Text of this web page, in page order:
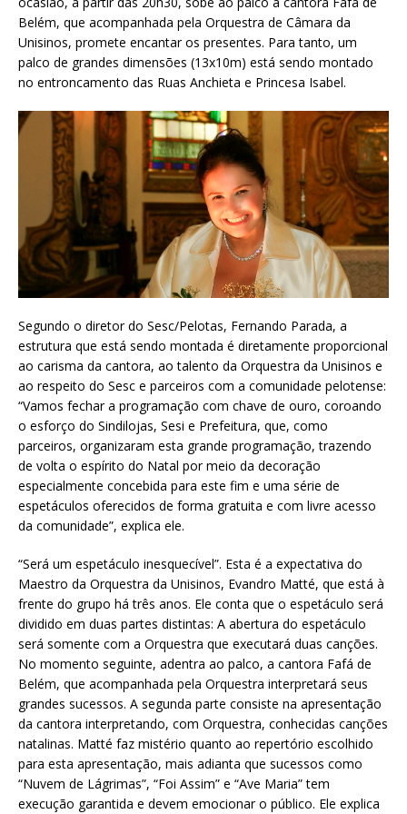
Belém, que acompanhada pela Orquestra de Câmara da
Unisinos, promete encantar os presentes. Para tanto, um
palco de grandes dimensões (13x10m) está sendo montado
no entroncamento das Ruas Anchieta e Princesa Isabel.
Segundo o diretor do Sesc/Pelotas, Fernando Parada, a
estrutura que está sendo montada é diretamente proporcional
ao carisma da cantora, ao talento da Orquestra da Unisinos e
ao respeito do Sesc e parceiros com a comunidade pelotense:
“Vamos fechar a programação com chave de ouro, coroando
o esforço do Sindilojas, Sesi e Prefeitura, que, como
parceiros, organizaram esta grande programação, trazendo
de volta o espírito do Natal por meio da decoração
especialmente concebida para este fim e uma série de
espetáculos oferecidos de forma gratuita e com livre acesso
da comunidade”, explica ele.
“Será um espetáculo inesquecível”. Esta é a expectativa do
Maestro da Orquestra da Unisinos, Evandro Matté, que está à
frente do grupo há três anos. Ele conta que o espetáculo será
dividido em duas partes distintas: A abertura do espetáculo
será somente com a Orquestra que executará duas canções.
No momento seguinte, adentra ao palco, a cantora Fafá de
Belém, que acompanhada pela Orquestra interpretará seus
grandes sucessos. A segunda parte consiste na apresentação
da cantora interpretando, com Orquestra, conhecidas canções
natalinas. Matté faz mistério quanto ao repertório escolhido
para esta apresentação, mais adianta que sucessos como
“Nuvem de Lágrimas”, “Foi Assim” e “Ave Maria” tem
execução garantida e devem emocionar o público. Ele explica